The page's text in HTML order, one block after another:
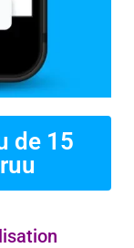
de 15